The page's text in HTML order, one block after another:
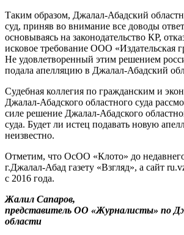
Таким образом, Джалал-Абадский
суд, приняв во внимание все доводы
основываясь на законодательство КР,
исковое требование ООО «Издательская
Не удовлетворенный этим решением
подала апелляцию в Джалал-Абадский
Судебная коллегия по гражданским и
Джалал-Абадского областного суда
силе решение Джалал-Абадского
суда. Будет ли истец подавать новую
неизвестно.
Отметим, что ОсОО «Клото» до
г.Джалал-Абад газету «Взгляд», а сайт
с 2016 года.
Жалил Сапаров,
представитель ОО «Журналисты» по
области